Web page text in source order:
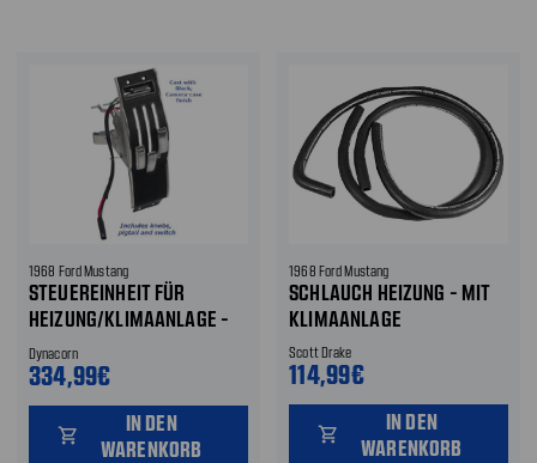
1968 Ford Mustang
STEUEREINHEIT FÜR
HEIZUNG/KLIMAANLAGE -
OHNE KLIMAANLAGE
Dynacorn
334,99€
shopping_cart
IN DEN
WARENKORB
1968 Ford Mustang
SCHLAUCH HEIZUNG - MIT
KLIMAANLAGE
Scott Drake
114,99€
shopping_cart
IN DEN
WARENKORB